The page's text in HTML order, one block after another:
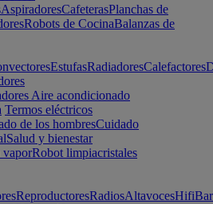
AspiradoresCafeterasPlanchas de
Robots de CocinaBalanzas de
EstufasRadiadoresCalefactores
Aire acondicionado
Termos eléctricos
de los hombresCuidado
Salud y bienestar
vaporRobot limpiacristales
ReproductoresRadiosAltavocesHifi